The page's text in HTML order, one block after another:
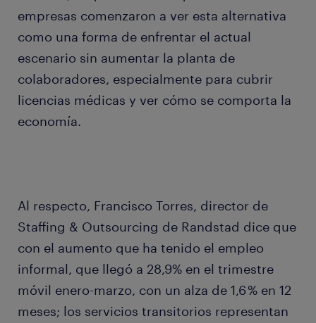
empresas comenzaron a ver esta alternativa
como una forma de enfrentar el actual
escenario sin aumentar la planta de
colaboradores, especialmente para cubrir
licencias médicas y ver cómo se comporta la
economía.
Al respecto, Francisco Torres, director de
Staffing & Outsourcing de Randstad dice que
con el aumento que ha tenido el empleo
informal, que llegó a 28,9% en el trimestre
móvil enero-marzo, con un alza de 1,6 % en 12
meses; los servicios transitorios representan